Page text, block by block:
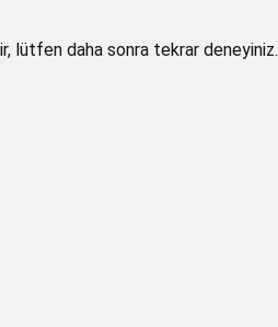
lütfen daha sonra tekrar deneyiniz.